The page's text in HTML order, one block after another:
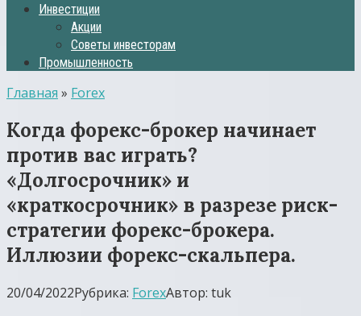
Инвестиции
Акции
Советы инвесторам
Промышленность
Главная » Forex
Когда форекс-брокер начинает
против вас играть?
«Долгосрочник» и
«краткосрочник» в разрезе риск-
стратегии форекс-брокера.
Иллюзии форекс-скальпера.
20/04/2022Рубрика: ForexАвтор: tuk